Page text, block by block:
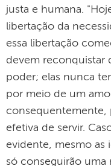
justa e humana.
libertação da
essa libertação
devem reconquistar
poder; elas nunca
por meio de um
consequentemente,
efetiva de servir.
evidente, mesmo as
só conseguirão uma